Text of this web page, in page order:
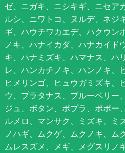
ゼ、ニガキ、ニシキギ、ニセア
ルシ、ニワトコ、ヌルデ、ネジ
ギ、ハウチワカエデ、ハクウン
ノキ、ハナイカダ、ハナカイド
キ、ハナミズキ、ハマナス、ハ
レ、ハンカチノキ、ハンノキ、
ヒメリンゴ、ヒュウガミズキ、
ウ、プラタナス、ブルーベリー
ジュ、ボタン、ポプラ、ポポー
ルメロ、マンサク、ミズキ、ミ
ノハギ、ムクゲ、ムクノキ、ム
ムレスズメ、メギ、メグスリノ